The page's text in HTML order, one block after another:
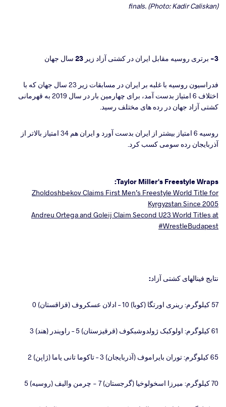
finals. (Photo: Kadir Caliskan)
3- برتری روسیه مقابل ایران در کشتی آزاد زیر 23 سال جهان
فدراسیون روسیه با غلبه بر ایران در مسابقات زیر 23 سال جهان که با
اختلاف 6 امتیاز بدست آمد، برای چهارمین بار در سال 2019 به قهرمانی
کشتی آزاد جهان در رده های مختلف رسید.
روسیه 6 امتیاز بیشتر از ایران بدست آورد و ایران هم 34 امتیاز بالاتر از
آذربایجان رده سومی کسب کرد.
Taylor Miller's Freestyle Wraps:
Zholdoshbekov Claims First Men’s Freestyle World Title for
Kyrgyzstan Since 2005
Andreu Ortega and Goleij Claim Second U23 World Titles at
#WrestleBudapest
نتایج فینالهای کشتی آزاد:
57 کیلوگرم: رینری اورتگا (کوبا) 10 – ادلان عسکروف (قزاقستان) 0
61 کیلوگرم: اولوکبک ژولدوشبکوف (قرقیزستان) 5 – راویندر (هند) 3
65 کیلوگرم: توران بایراموف (آذربایجان) 3 – تاکوما تانی یاما (ژاپن) 2
70 کیلوگرم: میرزا اسخولوخیا (گرجستان) 7 - چرمن والیف (روسیه) 5